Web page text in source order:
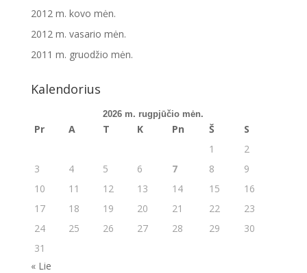
2012 m. kovo mėn.
2012 m. vasario mėn.
2011 m. gruodžio mėn.
Kalendorius
2026 m. rugpjūčio mėn.
Pr A T K Pn Š
S
1
2
3
4 5 6 7 8
9
10
11 12 13 14 15
16
17
18 19 20 21 22
23
24
25 26 27 28 29
30
31
« Lie